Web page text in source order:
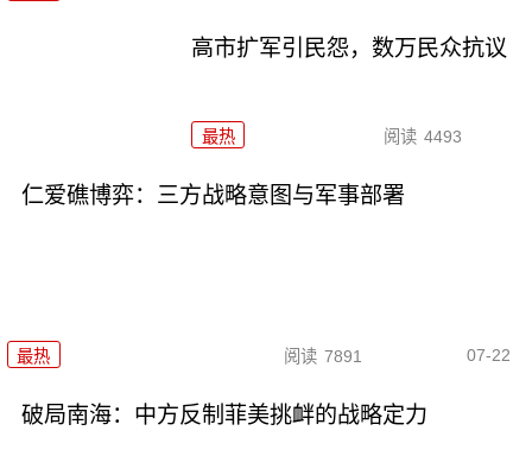
高市扩军引民怨，数万民众抗议
最热 阅读 4493
仁爱礁博弈：三方战略意图与军事部署
最热 阅读 7891 07-22
破局南海：中方反制菲美挑衅的战略定力